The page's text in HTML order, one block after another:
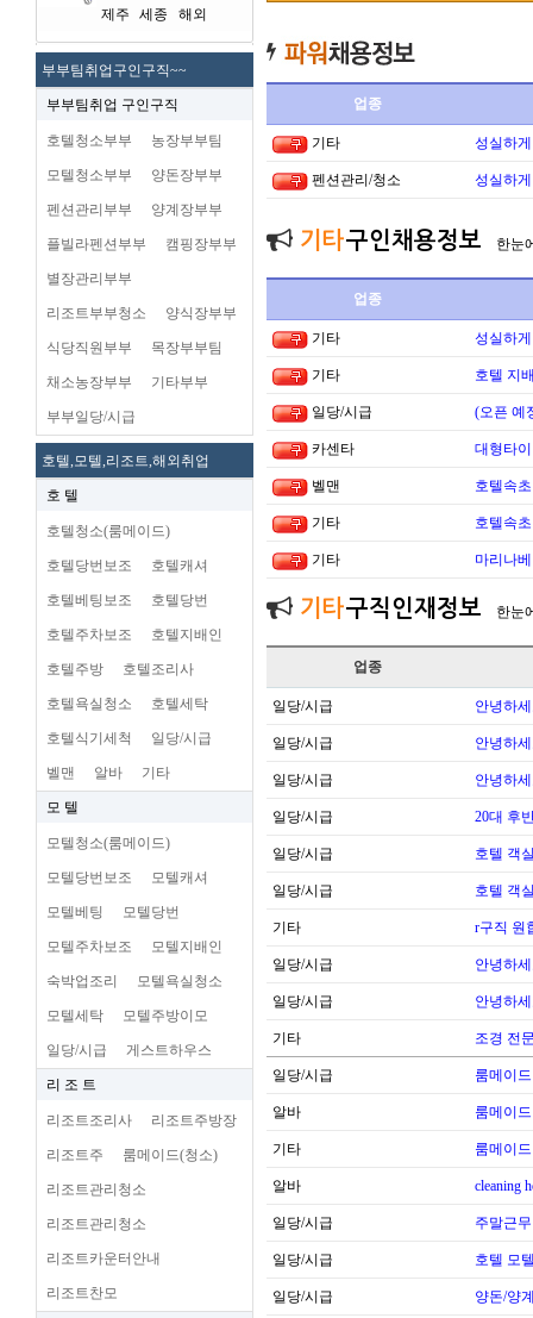
제주
세종 해외
부부팀취업구인구직~~
부부팀취업 구인구직
호텔청소부부 농장부부팀
모텔청소부부 양돈장부부
펜션관리부부 양계장부부
플빌라펜션부부 캠핑장부부
별장관리부부
리조트부부청소 양식장부부
식당직원부부 목장부부팀
채소농장부부 기타부부
부부일당/시급
호텔,모텔,리조트,해외취업
호 텔
호텔청소(룸메이드)
호텔당번보조 호텔캐셔
호텔베팅보조 호텔당번
호텔주차보조 호텔지배인
호텔주방 호텔조리사
호텔욕실청소 호텔세탁
호텔식기세척 일당/시급
벨맨 알바 기타
모 텔
모텔청소(룸메이드)
모텔당번보조 모텔캐셔
모텔베팅 모텔당번
모텔주차보조 모텔지배인
숙박업조리 모텔욕실청소
모텔세탁 모텔주방이모
일당/시급 게스트하우스
리 조 트
리조트조리사 리조트주방장
리조트주 룸메이드(청소)
리조트관리청소
리조트관리청소
리조트카운터안내
리조트찬모
업종
기타 성실하
펜션관리/청소 성실하
기타구인채용정보 한눈
업종
기타 성실하
기타 호텔 지
일당/시급 (오픈 예
카센타 대형타
벨맨 호텔속
기타 호텔속
기타 마리나
기타구직인재정보 한눈
업종
일당/시급 안녕하
일당/시급 안녕하
일당/시급 안녕하
일당/시급 20대 후
일당/시급 호텔 객
일당/시급 호텔 객
기타 r구직 원
일당/시급 안녕하
일당/시급 안녕하
기타 조경 전
일당/시급 룸메이
알바 룸메이
기타 룸메이
알바 cleaning
일당/시급 주말근
일당/시급 호텔 모
일당/시급 양돈/양